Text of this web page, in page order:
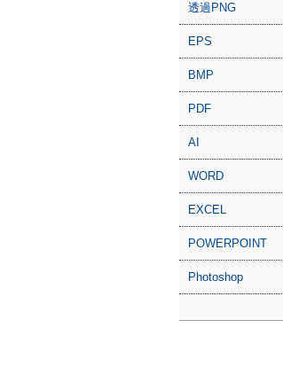
透過PNG
EPS
BMP
PDF
AI
WORD
EXCEL
POWERPOINT
Photoshop